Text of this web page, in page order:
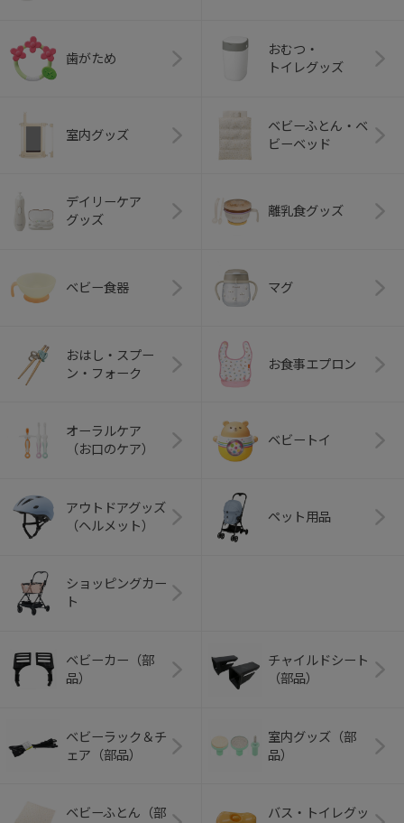
歯がため
おむつ・
トイレグッズ
室内グッズ
ベビーふとん・ベ
ビーベッド
デイリーケア
グッズ
離乳食グッズ
ベビー食器 マグ
おはし・スプー
ン・フォーク
お食事エプロン
オーラルケア
（お口のケア）
ベビートイ
アウトドアグッズ
（ヘルメット）
ペット用品
ショッピングカー
ト
ベビーカー（部
品）
チャイルドシート
（部品）
ベビーラック＆チ
ェア（部品）
室内グッズ（部
品）
ベビーふとん（部
バス・トイレグッ